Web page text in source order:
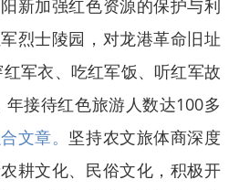
新加强红色资源的保护与利
烈士陵园，对龙港革命旧址
军衣、吃红军饭、听红军故
年接待红色旅游人数达100多
文章。 坚持农文旅体商深度
耕文化、民俗文化，积极开